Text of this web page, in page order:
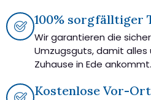
100% sorgfälltiger
Wir garantieren die
Umzugsguts, damit alles
Zuhause in Ede ankommt.
Kostenlose Vor-